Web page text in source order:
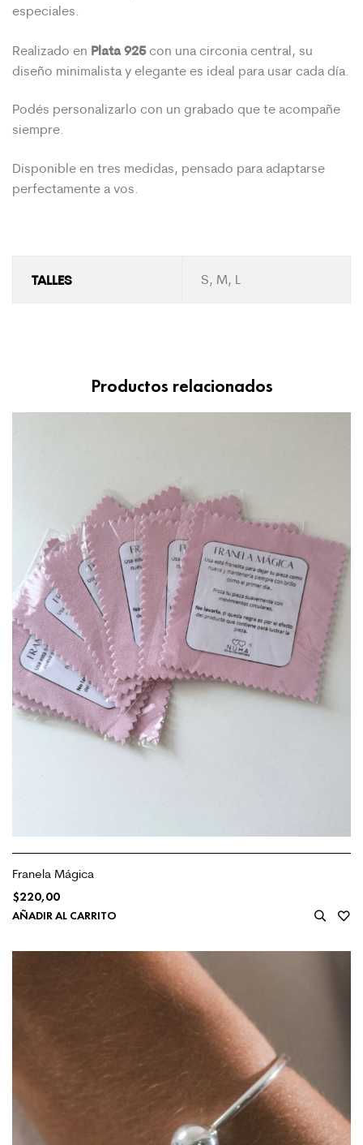
especiales.
Realizado en Plata 925con una circonia central, su
diseño minimalista y elegante es ideal para usar cada día.
Podés personalizarlo con un grabado que te acompañe
siempre.
Disponible en tres medidas, pensado para adaptarse
perfectamente a vos.
TALLES S, M, L
Productos relacionados
Franela Mágica
$220,00
AÑADIR AL CARRITO